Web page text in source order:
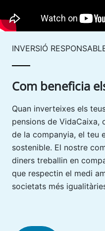
INVERSIÓ
Com beneficia
Quan inverteixes els
pensions de
de la companyia, el teu
sostenible. El nostre
diners treballin en
que respectin el medi
societats més